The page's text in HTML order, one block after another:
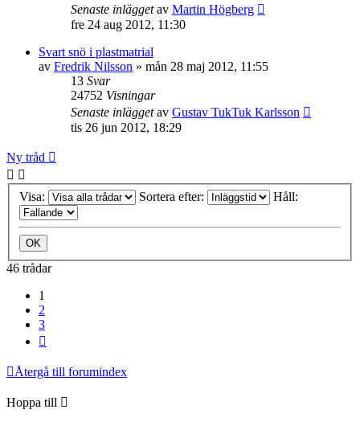
Senaste inläggetav Martin Högberg
fre 24 aug 2012, 11:30
Svart snö i plastmatrial
av Fredrik Nilsson » mån 28 maj 2012, 11:55
13 Svar
24752 Visningar
Senaste inläggetav Gustav TukTuk Karlsson
tis 26 jun 2012, 18:29
Ny tråd
Visa: Sortera efter: Håll:
46 trådar
1
2
3
Återgå till forumindex
Hoppa till